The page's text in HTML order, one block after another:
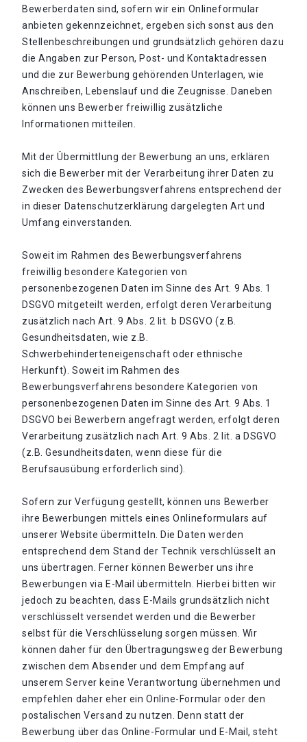
Bewerberdaten sind, sofern wir ein Onlineformular
anbieten gekennzeichnet, ergeben sich sonst aus den
Stellenbeschreibungen und grundsätzlich gehören dazu
die Angaben zur Person, Post- und Kontaktadressen
und die zur Bewerbung gehörenden Unterlagen, wie
Anschreiben, Lebenslauf und die Zeugnisse. Daneben
können uns Bewerber freiwillig zusätzliche
Informationen mitteilen.
Mit der Übermittlung der Bewerbung an uns, erklären
sich die Bewerber mit der Verarbeitung ihrer Daten zu
Zwecken des Bewerbungsverfahrens entsprechend der
in dieser Datenschutzerklärung dargelegten Art und
Umfang einverstanden.
Soweit im Rahmen des Bewerbungsverfahrens
freiwillig besondere Kategorien von
personenbezogenen Daten im Sinne des Art. 9 Abs. 1
DSGVO mitgeteilt werden, erfolgt deren Verarbeitung
zusätzlich nach Art. 9 Abs. 2 lit. b DSGVO (z.B.
Gesundheitsdaten, wie z.B.
Schwerbehinderteneigenschaft oder ethnische
Herkunft). Soweit im Rahmen des
Bewerbungsverfahrens besondere Kategorien von
personenbezogenen Daten im Sinne des Art. 9 Abs. 1
DSGVO bei Bewerbern angefragt werden, erfolgt deren
Verarbeitung zusätzlich nach Art. 9 Abs. 2 lit. a DSGVO
(z.B. Gesundheitsdaten, wenn diese für die
Berufsausübung erforderlich sind).
Sofern zur Verfügung gestellt, können uns Bewerber
ihre Bewerbungen mittels eines Onlineformulars auf
unserer Website übermitteln. Die Daten werden
entsprechend dem Stand der Technik verschlüsselt an
uns übertragen. Ferner können Bewerber uns ihre
Bewerbungen via E-Mail übermitteln. Hierbei bitten wir
jedoch zu beachten, dass E-Mails grundsätzlich nicht
verschlüsselt versendet werden und die Bewerber
selbst für die Verschlüsselung sorgen müssen. Wir
können daher für den Übertragungsweg der Bewerbung
zwischen dem Absender und dem Empfang auf
unserem Server keine Verantwortung übernehmen und
empfehlen daher eher ein Online-Formular oder den
postalischen Versand zu nutzen. Denn statt der
Bewerbung über das Online-Formular und E-Mail, steht